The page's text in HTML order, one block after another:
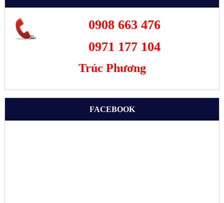
0908 663 476
0971 177 104
Trúc Phương
FACEBOOK